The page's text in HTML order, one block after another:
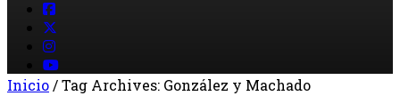
Inicio/Tag Archives: González y Machado